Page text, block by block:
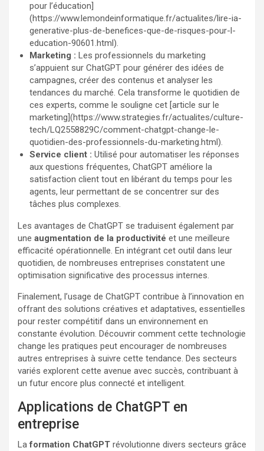
pour l’éducation]
(https://www.lemondeinformatique.fr/actualites/lire-ia-
generative-plus-de-benefices-que-de-risques-pour-l-
education-90601.html).
Marketing : Les professionnels du marketing
s’appuient sur ChatGPT pour générer des idées de
campagnes, créer des contenus et analyser les
tendances du marché. Cela transforme le quotidien de
ces experts, comme le souligne cet [article sur le
marketing](https://www.strategies.fr/actualites/culture-
tech/LQ2558829C/comment-chatgpt-change-le-
quotidien-des-professionnels-du-marketing.html).
Service client : Utilisé pour automatiser les réponses
aux questions fréquentes, ChatGPT améliore la
satisfaction client tout en libérant du temps pour les
agents, leur permettant de se concentrer sur des
tâches plus complexes.
Les avantages de ChatGPT se traduisent également par
une augmentation de la productivité et une meilleure
efficacité opérationnelle. En intégrant cet outil dans leur
quotidien, de nombreuses entreprises constatent une
optimisation significative des processus internes.
Finalement, l’usage de ChatGPT contribue à l’innovation en
offrant des solutions créatives et adaptatives, essentielles
pour rester compétitif dans un environnement en
constante évolution. Découvrir comment cette technologie
change les pratiques peut encourager de nombreuses
autres entreprises à suivre cette tendance. Des secteurs
variés explorent cette avenue avec succès, contribuant à
un futur encore plus connecté et intelligent.
Applications de ChatGPT en
entreprise
Laformation ChatGPT révolutionne divers secteurs grâce